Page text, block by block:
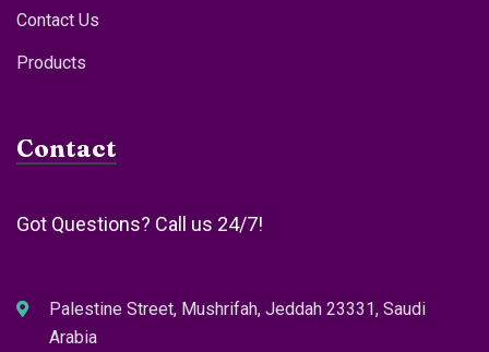
Contact Us
Products
Contact
Got Questions? Call us 24/7!
Palestine Street, Mushrifah, Jeddah 23331, Saudi
Arabia